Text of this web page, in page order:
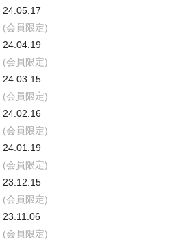
24.05.17
(会員限定)
24.04.19
(会員限定)
24.03.15
(会員限定)
24.02.16
(会員限定)
24.01.19
(会員限定)
23.12.15
(会員限定)
23.11.06
(会員限定)